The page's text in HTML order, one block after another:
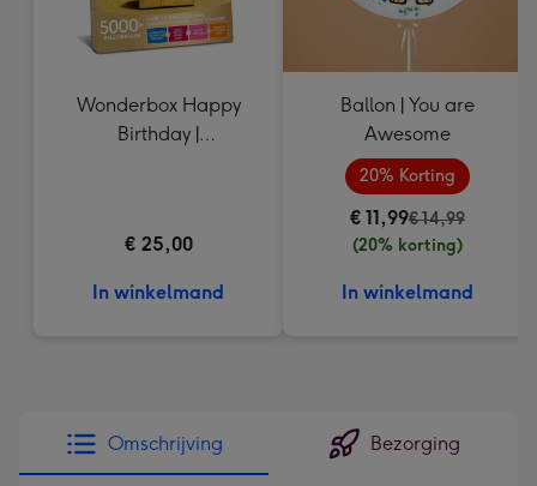
Wonderbox Happy
Birthday |
€ 25,00
In winkelmand
Ballon | You are
Awesome
20% Korting
€ 11,99€ 14,99
(20% korting)
In winkelmand
Omschrijving Bezorging